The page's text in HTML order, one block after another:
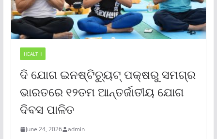
HEALTH
ଦି ଯୋଗ ଇନଷ୍ଟିଚ୍ୟୁଟ୍ ପକ୍ଷରୁ ସମଗ୍ର
ଭାରତରେ ୧୨ତମ ଆନ୍ତର୍ଜାତୀୟ ଯୋଗ
ଦିବସ ପାଳିତ
June 24, 2026 admin